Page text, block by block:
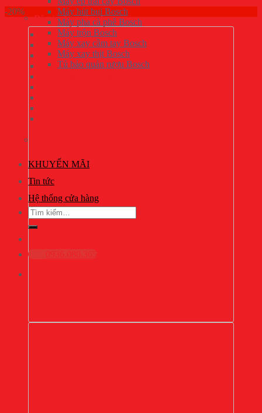
Đồ gia dụng Bosch
Máy pha cà phê Bosch
Máy trộn Bosch
Máy hút bụi Bosch
Bình siêu tốc Bosch
KHUYẾN MÃI
Tin tức
Hệ thống cửa hàng
Tìm
kiếm:
Máy hút bụi Bosch
Máy pha cà phê Bosch
Máy trộn Bosch
Máy xay cầm tay Bosch
Máy xay thịt Bosch
Tủ bảo quản rượu Bosch
-20%